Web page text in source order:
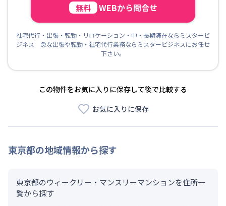
無料 WEBから問合せ
社宅代行・出張・転勤・リロケーション・中・長期滞在ならミスタービ
ジネス 急な出張や転勤・社宅代行業務ならミスタービジネスにお任せ
下さい。
この物件をお気に入りに保存して後で比較する
お気に入りに保存
東京都の地域情報から探す
東京都のウィークリー・マンスリーマンションを住所一
覧から探す